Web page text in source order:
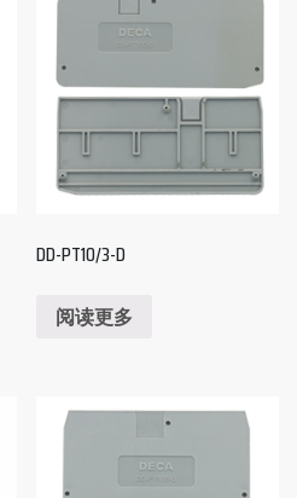
DD-PT10/3-D
阅读更多